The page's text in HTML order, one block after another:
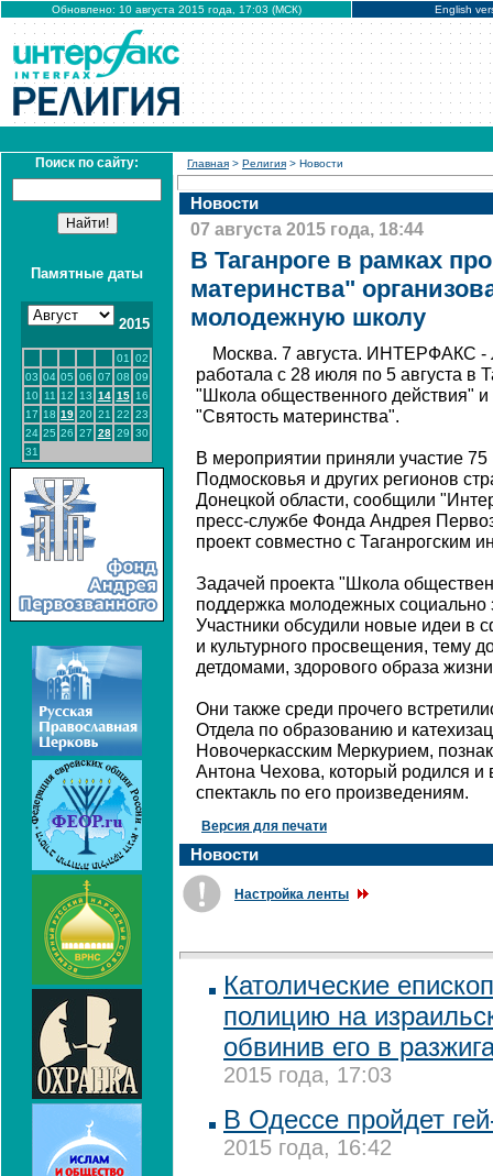
Обновлено: 10 августа 2015 года, 17:03 (МСК) English
Поиск по сайту:
Памятные даты
2015
01
02
03 04 05 06 07 08 09
10
11 12 13 14 15 16
17 18 19 20 21 22 23
24 25 26 27 28 29 30
31
Главная > Религия > Новости
Новости
07 августа 2015 года, 18:44
В Таганроге в рамках
материнства"
молодежную школу
Москва. 7 августа. ИНТЕРФАКС -
работала с 28 июля по 5 августа в
"Школа общественного действия"
"Святость материнства".
В мероприятии приняли участие
Подмосковья и других регионов
Донецкой области, сообщили
пресс-службе Фонда Андрея
проект совместно с Таганрогским
Задачей проекта "Школа
поддержка молодежных социально
Участники обсудили новые идеи в
и культурного просвещения, тему
детдомами, здорового образа
Они также среди прочего
Отдела по образованию и
Новочеркасским Меркурием,
Антона Чехова, который родился и
спектакль по его произведениям.
Версия для печати
Новости
Настройка ленты
Католические
полицию на
обвинив его в
2015 года, 17:03
В Одессе пройдет
2015 года, 16:42